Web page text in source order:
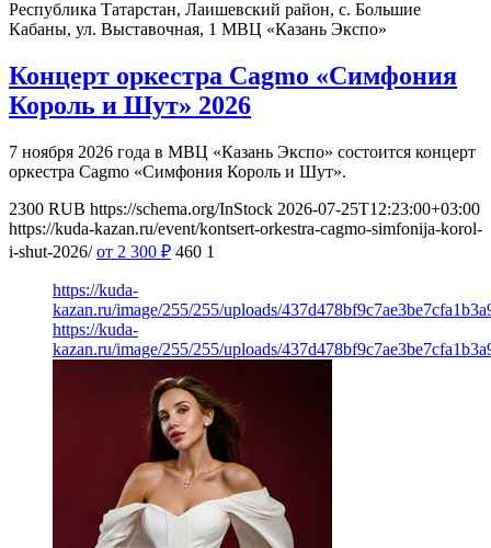
Республика Татарстан, Лаишевский район, с. Большие
Кабаны, ул. Выставочная, 1 МВЦ «Казань Экспо»
Концерт оркестра Cagmo «Симфония
Король и Шут» 2026
7 ноября 2026 года в МВЦ «Казань Экспо» состоится концерт
оркестра Cagmo «Симфония Король и Шут».
2300 RUB https://schema.org/InStock 2026-07-25T12:23:00+03:00
https://kuda-kazan.ru/event/kontsert-orkestra-cagmo-simfonija-korol-
i-shut-2026/ от 2 300 ₽ 460 1
https://kuda-
kazan.ru/image/255/255/uploads/
https://kuda-
kazan.ru/image/255/255/uploads/